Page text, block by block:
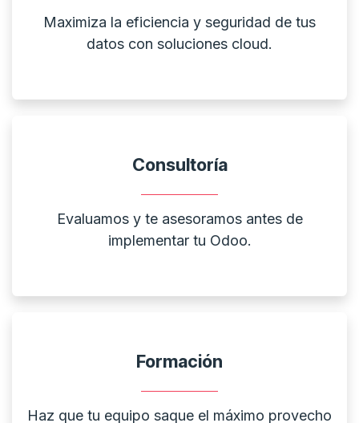
Maximiza la eficiencia y seguridad de tus
datos con soluciones cloud.
Consultoría
Evaluamos y te asesoramos antes de
implementar tu Odoo.
Formación
Haz que tu equipo saque el máximo provecho